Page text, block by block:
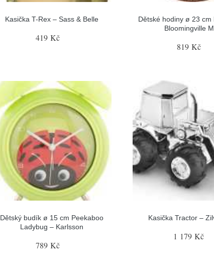
Kasička T-Rex – Sass & Belle
419 Kč
Dětské hodiny ø 23 cm
Bloomingville
819 Kč
Dětský budík ø 15 cm Peekaboo
Ladybug – Karlsson
789 Kč
Kasička Tractor –
1 179 Kč